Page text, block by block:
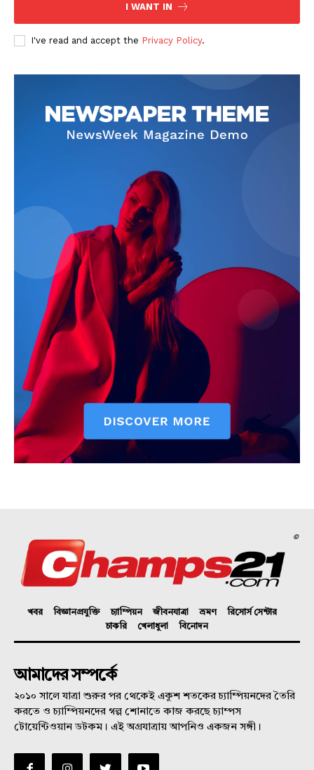
Subscription Plans
My account
I WANT IN
I've read and accept the Privacy Policy.
©
খবর বিজ্ঞানপ্রযুক্তি চ্যাম্পিয়ন জীবনযাত্রা ভ্রমণ
রিসোর্স সেন্টার
চাকরি
খেলাধুলা বিনোদন
আমাদের সম্পর্কে
২০১০ সালে যাত্রা শুরুর পর থেকেই একুশ শতকের চ্যাম্পিয়নদের তৈরি
করতে ও চ্যাম্পিয়নদের গল্প শোনাতে কাজ করছে চ্যাম্পস
টোয়েন্টিওয়ান ডটকম। এই অগ্রযাত্রায় আপনিও একজন সঙ্গী।